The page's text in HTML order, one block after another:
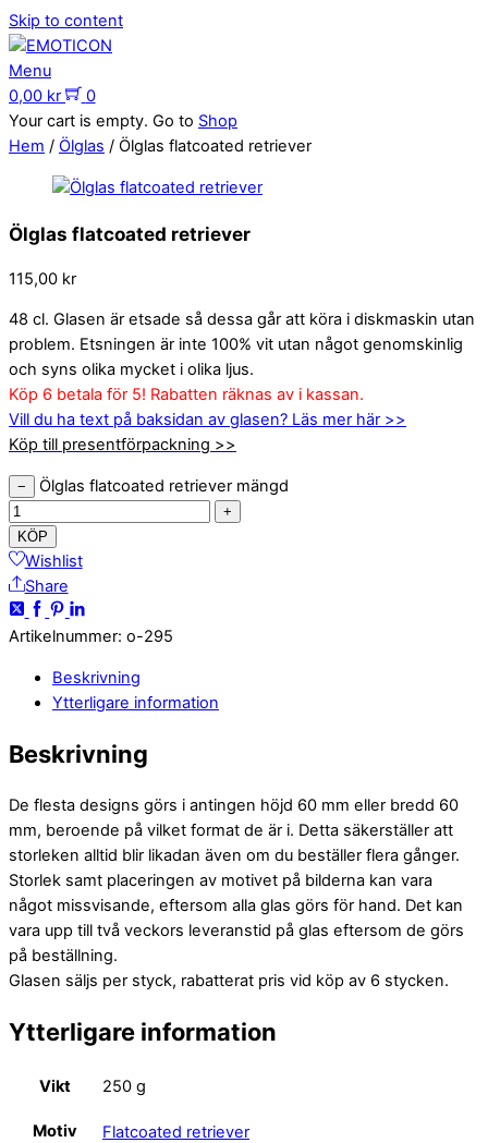
Skip to content
Menu
0,00 kr
0
Your cart is empty. Go to Shop
Hem / Ölglas / Ölglas flatcoated retriever
Ölglas flatcoated retriever
115,00 kr
48 cl. Glasen är etsade så dessa går att köra i diskmaskin utan
problem. Etsningen är inte 100% vit utan något genomskinlig
och syns olika mycket i olika ljus.
Köp 6 betala för 5! Rabatten räknas av i kassan.
Vill du ha text på baksidan av glasen? Läs mer här >>
Köp till presentförpackning >>
− Ölglas flatcoated retriever mängd
+
KÖP
Wishlist
Share
Artikelnummer: o-295
Beskrivning
Ytterligare information
Beskrivning
De flesta designs görs i antingen höjd 60 mm eller bredd 60
mm, beroende på vilket format de är i. Detta säkerställer att
storleken alltid blir likadan även om du beställer flera gånger.
Storlek samt placeringen av motivet på bilderna kan vara
något missvisande, eftersom alla glas görs för hand. Det kan
vara upp till två veckors leveranstid på glas eftersom de görs
på beställning.
Glasen säljs per styck, rabatterat pris vid köp av 6 stycken.
Ytterligare information
Vikt 250 g
Motiv Flatcoated retriever